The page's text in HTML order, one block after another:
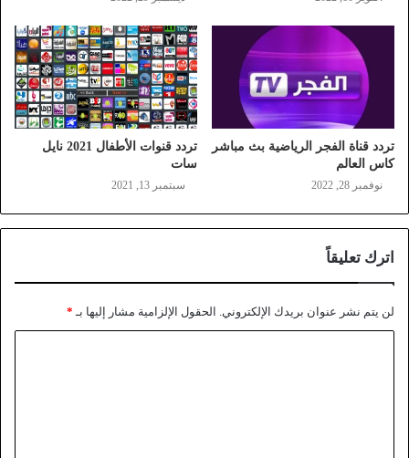
تردد قناة الفجر الرياضية بث مباشر
كاس العالم
نوفمبر 28, 2022
تردد قنوات الأطفال 2021 نايل
سات
سبتمبر 13, 2021
اترك تعليقاً
لن يتم نشر عنوان بريدك الإلكتروني. الحقول الإلزامية مشار إليها بـ *